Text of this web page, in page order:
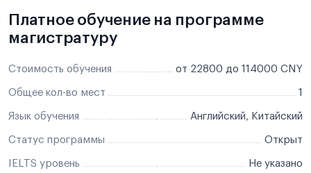
Платное обучение на программе
магистратуру
Стоимость обучения от 22800 до 114000 CNY
Общее кол-во мест 1
Язык обучения Английский, Китайский
Статус программы Открыт
IELTS уровень Не указано